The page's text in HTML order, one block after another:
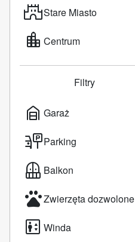
castleStare Miasto
location_city Centrum
Filtry
garage_home Garaż
parking_signParking
balcony Balkon
petsZwierzęta dozwolone
elevator Winda